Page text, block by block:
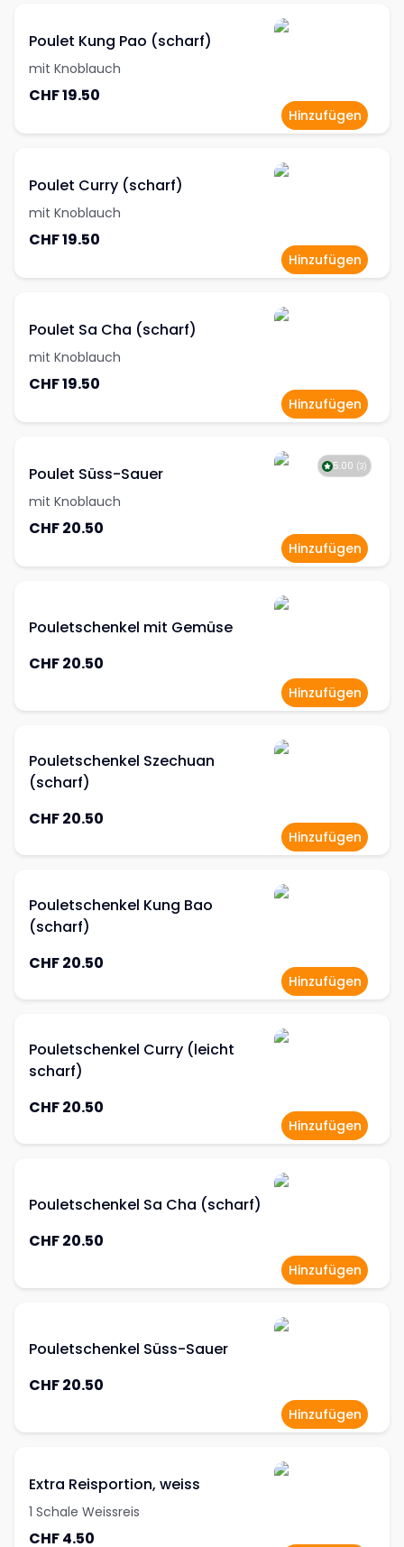
Poulet Kung Pao (scharf)
mit Knoblauch
CHF 19.50
Hinzufügen
Poulet Curry (scharf)
mit Knoblauch
CHF 19.50
Hinzufügen
Poulet Sa Cha (scharf)
mit Knoblauch
CHF 19.50
Hinzufügen
Poulet Süss-Sauer
mit Knoblauch
CHF 20.50
5.00 (3)
Hinzufügen
Pouletschenkel mit Gemüse
CHF 20.50
Hinzufügen
Pouletschenkel Szechuan
(scharf)
CHF 20.50
Hinzufügen
Pouletschenkel Kung Bao
(scharf)
CHF 20.50
Hinzufügen
Pouletschenkel Curry (leicht
scharf)
CHF 20.50
Hinzufügen
Pouletschenkel Sa Cha (scharf)
CHF 20.50
Hinzufügen
Pouletschenkel Süss-Sauer
CHF 20.50
Hinzufügen
Extra Reisportion, weiss
1 Schale Weissreis
CHF 4.50